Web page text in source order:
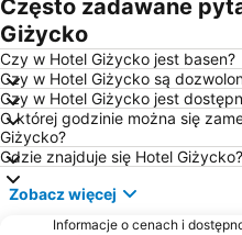
Plaża Ruciane-Nida
Plaża Gołdopiwo
Centrum Sportowo Rekreacyjne Piękna Góra - Rudziewicz
Galindia osada
Zatorze
Często zadawane
Giżycko
Czy w Hotel Giżycko jest basen?
Czy w Hotel Giżycko są
Czy w Hotel Giżycko jest
O której godzinie można się
Giżycko?
Gdzie znajduje się Hotel Giżycko?
Zobacz więcej
Informacje o cenach i